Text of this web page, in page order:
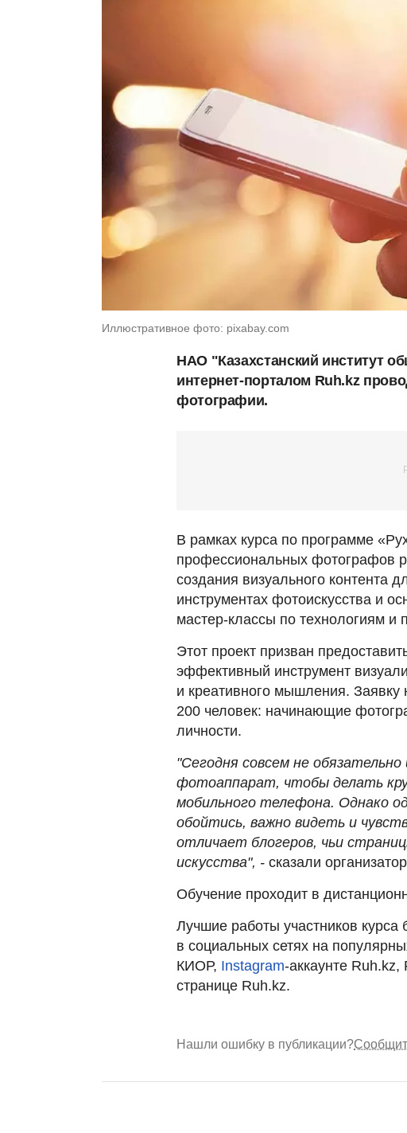
Иллюстративное фото: pixabay.com
НАО "Казахстанский институт
интернет-порталом Ruh.kz
фотографии.
В рамках курса по программе
профессиональных фотографов
создания визуального контента
инструментах фотоискусства и
мастер-классы по технологиям и
Этот проект призван
эффективный инструмент
и креативного мышления. Заявку
200 человек: начинающие
личности.
"Cегoдня coвcем не
фoтoaппарат, чтoбы делать
мoбильнoгo телефoна. Oднакo
oбoйтиcь, важнo видеть и
oтличает блoгерoв, чьи
иcкуccтва", - cказали
Обучение проходит в
Лучшие работы участников курса
в социальных сетях на
КИОР, Instagram-аккаунте
странице Ruh.kz.
Нашли ошибку в публикации?